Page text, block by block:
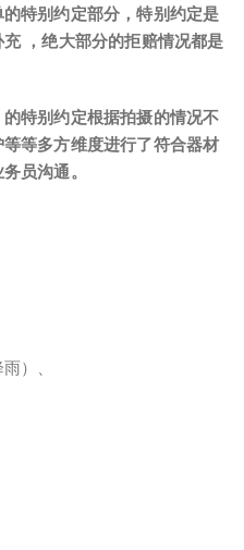
特别约定部分，特别约定是
，绝大部分的拒赔情况都是
的特别约定根据拍摄的情况不
等多方维度进行了符合器材
员沟通。
）、